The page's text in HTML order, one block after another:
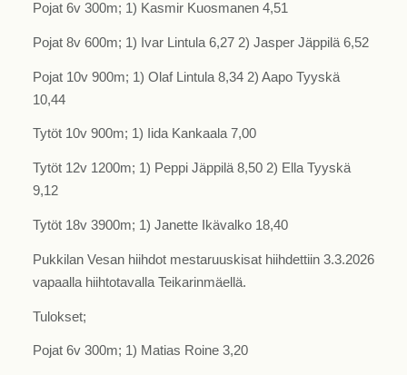
Pojat 6v 300m; 1) Kasmir Kuosmanen 4,51
Pojat 8v 600m; 1) Ivar Lintula 6,27 2) Jasper Jäppilä 6,52
Pojat 10v 900m; 1) Olaf Lintula 8,34 2) Aapo Tyyskä
10,44
Tytöt 10v 900m; 1) Iida Kankaala 7,00
Tytöt 12v 1200m; 1) Peppi Jäppilä 8,50 2) Ella Tyyskä
9,12
Tytöt 18v 3900m; 1) Janette Ikävalko 18,40
Pukkilan Vesan hiihdot mestaruuskisat hiihdettiin 3.3.2026
vapaalla hiihtotavalla Teikarinmäellä.
Tulokset;
Pojat 6v 300m; 1) Matias Roine 3,20